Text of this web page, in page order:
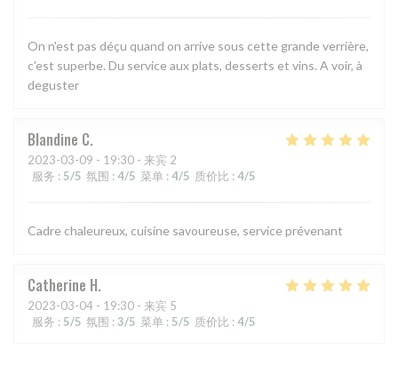
On n'est pas déçu quand on arrive sous cette grande verrière,
c'est superbe. Du service aux plats, desserts et vins. A voir, à
deguster
Blandine C
2023-03-09 - 19:30 - 来宾 2
服务 : 5/5 氛围 : 4/5 菜单 : 4/5 质价比 : 4/5
Cadre chaleureux, cuisine savoureuse, service prévenant
Catherine H
2023-03-04 - 19:30 - 来宾 5
服务 : 5/5 氛围 : 3/5 菜单 : 5/5 质价比 : 4/5